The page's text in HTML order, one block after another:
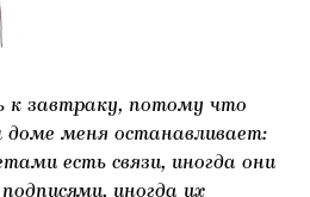
к завтраку, потому что
меня останавливает:
есть связи, иногда они
иногда их